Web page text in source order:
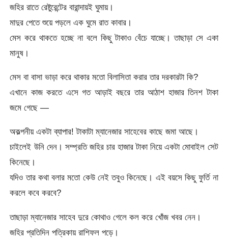
জহির রাতে রেষ্টুরেন্টের বারান্দায়ই ঘুমায়।
মাদুর পেতে শুয়ে পড়লে এক ঘুমে রাত কাবার।
মেস করে থাকতে হচ্ছে না বলে কিছু টাকাও বেঁচে যাচ্ছে। তাছাড়া সে একা
মানুষ।
মেস বা বাসা ভাড়া করে থাকার মতো বিলাসিতা করার তার দরকারটা কি?
এখানে কাজ করতে এসে গত আড়াই বছরে তার আঠাশ হাজার তিনশ টাকা
জমে গেছে —
অকল্পনীয় একটা ব্যাপার! টাকাটা ম্যানেজার সাহেবের কাছে জমা আছে।
চাইলেই উনি দেন। সম্প্রতি জহির চার হাজার টাকা নিয়ে একটা মোবাইল সেট
কিনেছে।
যদিও তার কথা বলার মতো কেউ নেই তবুও কিনেছে। এই বয়সে কিছু ফুর্তি না
করলে কবে করবে?
তাছাড়া ম্যানেজার সাহেব দুরে কোথাও গেলে কল করে খোঁজ খবর নেন।
জহির প্রতিদিন পত্রিকায় রাশিফল পড়ে।